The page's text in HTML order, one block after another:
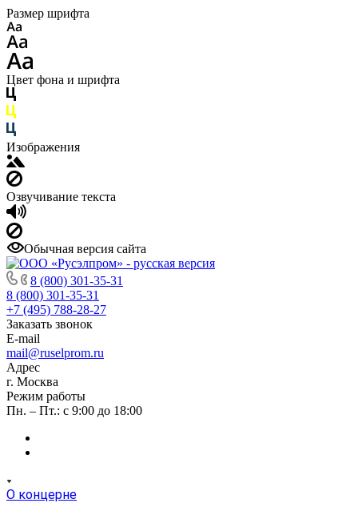
Размер шрифта
Цвет фона и шрифта
Изображения
Озвучивание текста
Обычная версия сайта
8 (800) 301-35-31
8 (800) 301-35-31
+7 (495) 788-28-27
Заказать звонок
E-mail
mail@ruselprom.ru
Адрес
г. Москва
Режим работы
Пн. – Пт.: с 9:00 до 18:00
О концерне